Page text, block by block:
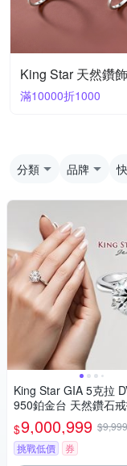
King Star 天然鑽
滿10000折1000
分類 品牌
King Star GIA 5克拉
950鉑金台 天然鑽石
鑽戒
$9,000,999
挑戰低價
券